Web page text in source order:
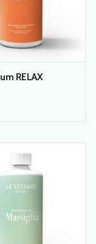
RELAX